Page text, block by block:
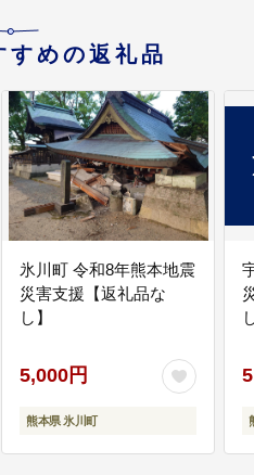
すめの返礼品
氷川町 令和8年熊本地震
災害支援【返礼品な
し】
5,000円
熊本県 氷川町